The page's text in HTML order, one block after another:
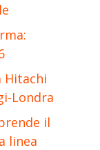
Hitachi
Londra
il
linea